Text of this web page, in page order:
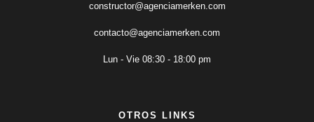
constructor@agenciamerken.com
contacto@agenciamerken.com
Lun - Vie 08:30 - 18:00 pm
OTROS LINKS